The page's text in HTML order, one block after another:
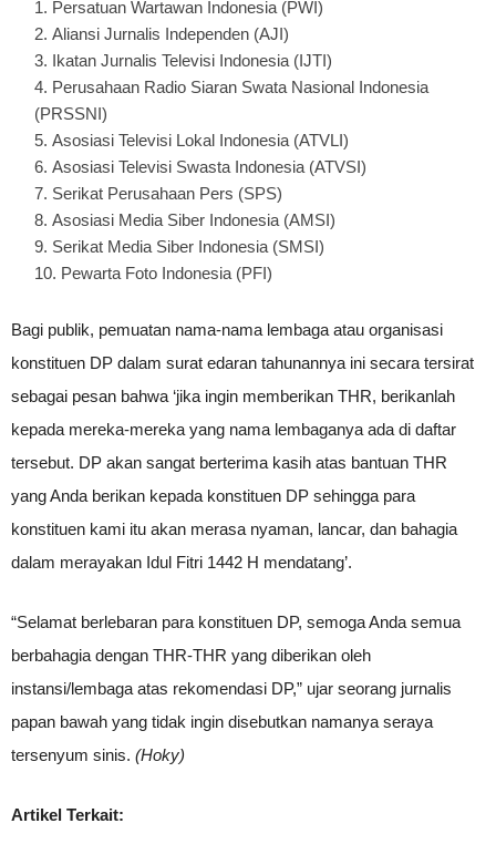
Persatuan Wartawan Indonesia (PWI)
Aliansi Jurnalis Independen (AJI)
Ikatan Jurnalis Televisi Indonesia (IJTI)
Perusahaan Radio Siaran Swata Nasional Indonesia
(PRSSNI)
Asosiasi Televisi Lokal Indonesia (ATVLI)
Asosiasi Televisi Swasta Indonesia (ATVSI)
Serikat Perusahaan Pers (SPS)
Asosiasi Media Siber Indonesia (AMSI)
Serikat Media Siber Indonesia (SMSI)
Pewarta Foto Indonesia (PFI)
Bagi publik, pemuatan nama-nama lembaga atau organisasi
konstituen DP dalam surat edaran tahunannya ini secara tersirat
sebagai pesan bahwa ‘jika ingin memberikan THR, berikanlah
kepada mereka-mereka yang nama lembaganya ada di daftar
tersebut. DP akan sangat berterima kasih atas bantuan THR
yang Anda berikan kepada konstituen DP sehingga para
konstituen kami itu akan merasa nyaman, lancar, dan bahagia
dalam merayakan Idul Fitri 1442 H mendatang’.
“Selamat berlebaran para konstituen DP, semoga Anda semua
berbahagia dengan THR-THR yang diberikan oleh
instansi/lembaga atas rekomendasi DP,” ujar seorang jurnalis
papan bawah yang tidak ingin disebutkan namanya seraya
tersenyum sinis. (Hoky)
Artikel Terkait: